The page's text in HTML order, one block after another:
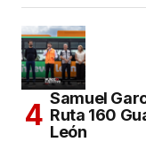
Samuel
Ruta 160
León